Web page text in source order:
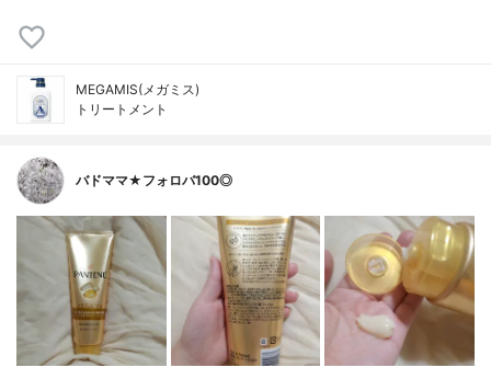
MEGAMIS(メガミス)
トリートメント
バドママ★フォロバ100◎